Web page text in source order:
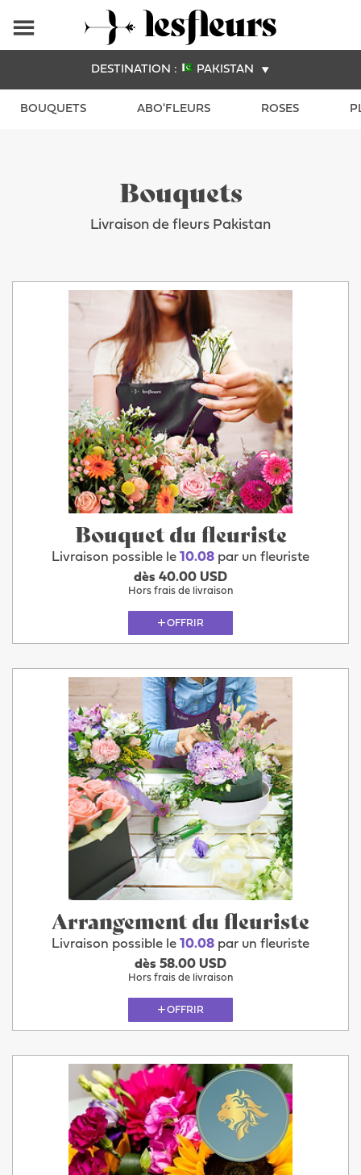
DESTINATION : PAKISTAN
BOUQUETS ABO'FLEURS ROSES
Bouquets
Livraison de fleurs Pakistan
Bouquet du fleuriste
Livraison possible le 10.08 par un fleuriste
dès 40.00 USD
Hors frais de livraison
OFFRIR
Arrangement du fleuriste
Livraison possible le 10.08 par un fleuriste
dès 58.00 USD
Hors frais de livraison
OFFRIR